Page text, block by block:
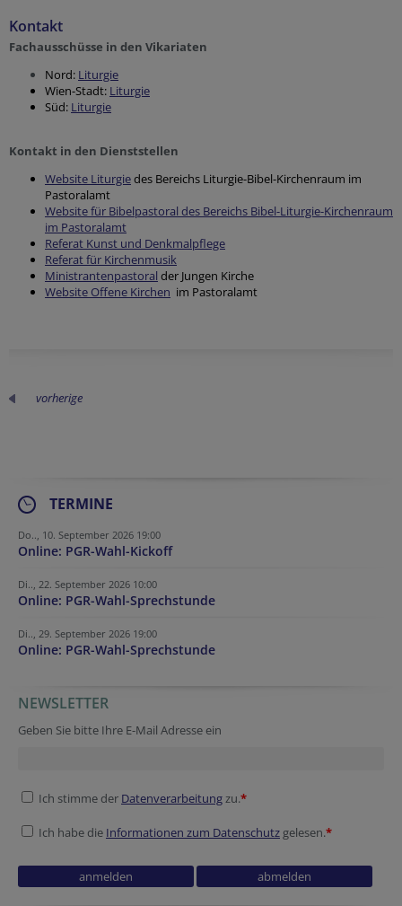
Kontakt
Fachausschüsse in den Vikariaten
Nord: Liturgie
Wien-Stadt: Liturgie
Süd: Liturgie
Kontakt in den Dienststellen
Website Liturgiedes Bereichs Liturgie-Bibel-Kirchenraum im
Pastoralamt
Website für Bibelpastoral des Bereichs Bibel-Liturgie-Kirchenraum
im Pastoralamt
Referat Kunst und Denkmalpflege
Referat für Kirchenmusik
Ministrantenpastoral der Jungen Kirche
Website Offene Kirchen im Pastoralamt
vorherige
TERMINE
Do.., 10. September 2026 19:00
Online: PGR-Wahl-Kickoff
Di.., 22. September 2026 10:00
Online: PGR-Wahl-Sprechstunde
Di.., 29. September 2026 19:00
Online: PGR-Wahl-Sprechstunde
NEWSLETTER
Geben Sie bitte Ihre E-Mail Adresse ein
Ich stimme der Datenverarbeitungzu.*
Ich habe die Informationen zum Datenschutz gelesen.*